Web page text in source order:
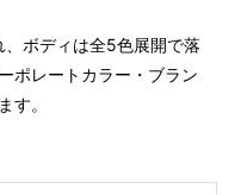
ボディは全5色展開で落
ポレートカラー・ブラン
す。